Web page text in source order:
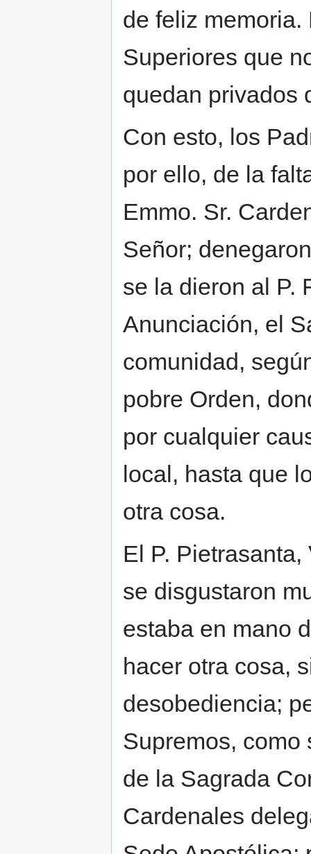
de feliz
Superiores que
quedan privados
Con esto, los
por ello, de la
Emmo. Sr.
Señor;
se la dieron al P.
Anunciación, el
comunidad,
pobre Orden,
por cualquier
local, hasta que
otra cosa.
El P.
se disgustaron
estaba en mano
hacer otra cosa,
desobediencia;
Supremos, como
de la Sagrada
Cardenales